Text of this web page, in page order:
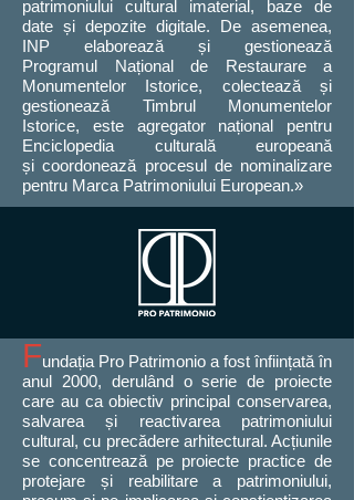
patrimoniului cultural imaterial, baze de
date și depozite digitale. De asemenea,
INP elaborează și gestionează
Programul Național de Restaurare a
Monumentelor Istorice, colectează și
gestionează Timbrul Monumentelor
Istorice, este agregator național pentru
Enciclopedia culturală europeană
și coordonează procesul de nominalizare
pentru Marca Patrimoniului European.»
Fundația Pro Patrimonio a fost înființată în
anul 2000, derulând o serie de proiecte
care au ca obiectiv principal conservarea,
salvarea și reactivarea patrimoniului
cultural, cu precădere arhitectural. Acțiunile
se concentrează pe proiecte practice de
protejare și reabilitare a patrimoniului,